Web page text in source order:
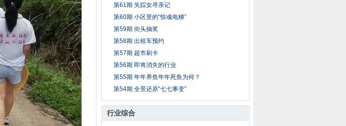
第61期 失踪女寻亲记
第60期 小区里的“惊魂电梯”
第59期 街头抽奖
第58期 出租车预约
第57期 超市刷卡
第56期 即将消失的行业
第55期 年年养鱼年年死鱼为何？
第54期 全景还原“七七事变”
行业综合